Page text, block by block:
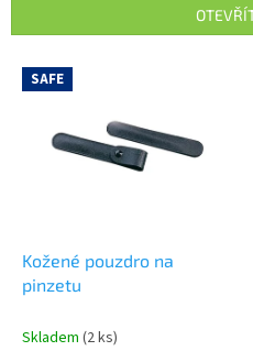
í
V SAFE
Kožené pouzdro na
pinzetu
Skladem (2 ks)